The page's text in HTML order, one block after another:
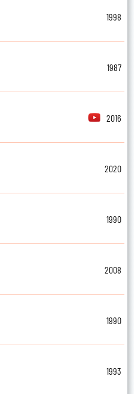
1998
1987
2016
2020
1990
2008
1990
1993